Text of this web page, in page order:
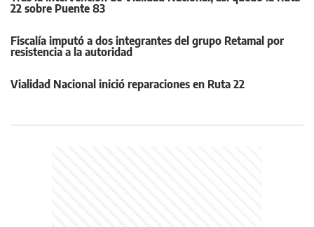
22 sobre Puente 83
Fiscalía imputó a dos integrantes del grupo Retamal por
resistencia a la autoridad
Vialidad Nacional inició reparaciones en Ruta 22